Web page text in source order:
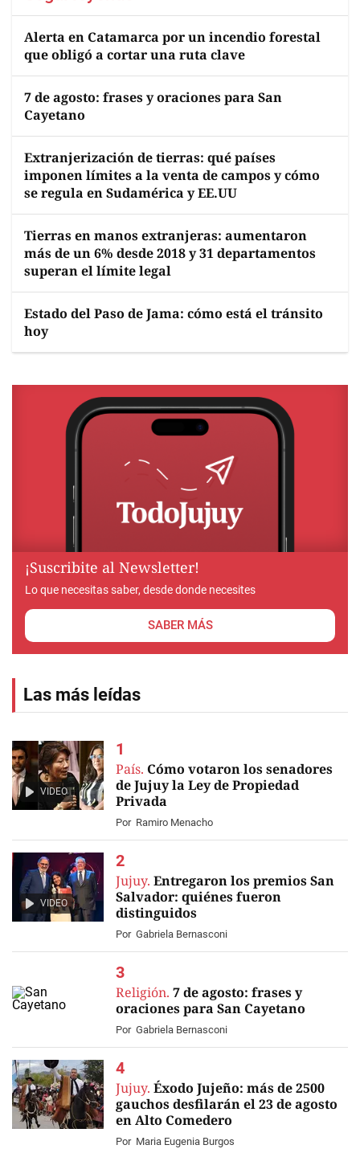
Alerta en Catamarca por un incendio forestal
que obligó a cortar una ruta clave
7 de agosto: frases y oraciones para San
Cayetano
Extranjerización de tierras: qué países
imponen límites a la venta de campos y cómo
se regula en Sudamérica y EE.UU
Tierras en manos extranjeras: aumentaron
más de un 6% desde 2018 y 31 departamentos
superan el límite legal
Estado del Paso de Jama: cómo está el tránsito
hoy
¡Suscribite al Newsletter!
Lo que necesitas saber, desde donde necesites
SABER MÁS
Las más leídas
VIDEO
País. Cómo votaron los senadores
de Jujuy la Ley de Propiedad
Privada
Por Ramiro Menacho
VIDEO
Jujuy. Entregaron los premios San
Salvador: quiénes fueron
distinguidos
Por Gabriela Bernasconi
Religión. 7 de agosto: frases y
oraciones para San Cayetano
Por Gabriela Bernasconi
Jujuy. Éxodo Jujeño: más de 2500
gauchos desfilarán el 23 de agosto
en Alto Comedero
Por Maria Eugenia Burgos